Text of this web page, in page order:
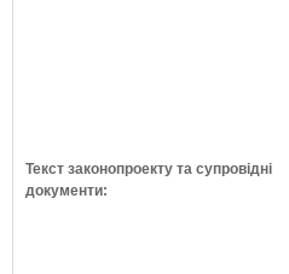
Текст законопроекту та супровідні
документи: